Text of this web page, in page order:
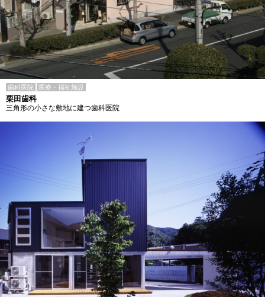
歯科医院 医療・福祉施設
栗田歯科
三角形の小さな敷地に建つ歯科医院